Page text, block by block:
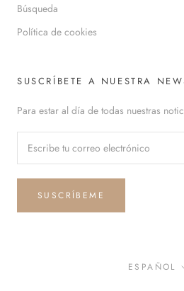
Búsqueda
Política de cookies
SUSCRÍBETE A NUESTRA
Para estar al día de todas nuestras
SUSCRÍBEME
Idioma
ESPAÑOL